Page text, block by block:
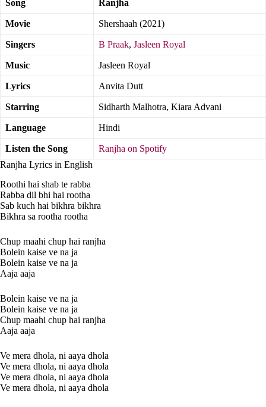
Song Ranjha
Movie Shershaah (2021)
Singers B Praak, Jasleen Royal
Music Jasleen Royal
Lyrics Anvita Dutt
Starring Sidharth Malhotra, Kiara Advani
Language Hindi
Listen the Song
Ranjha on Spotify
Ranjha Lyrics in English
Roothi hai shab te rabba
Rabba dil bhi hai rootha
Sab kuch hai bikhra bikhra
Bikhra sa rootha rootha
Chup maahi chup hai ranjha
Bolein kaise ve na ja
Bolein kaise ve na ja
Aaja aaja
Bolein kaise ve na ja
Bolein kaise ve na ja
Chup maahi chup hai ranjha
Aaja aaja
Ve mera dhola, ni aaya dhola
Ve mera dhola, ni aaya dhola
Ve mera dhola, ni aaya dhola
Ve mera dhola, ni aaya dhola